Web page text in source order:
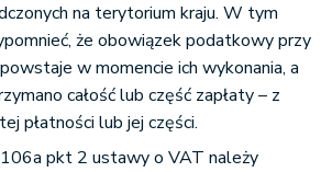
na terytorium kraju. W tym
że obowiązek podatkowy przy
w momencie ich wykonania, a
całość lub część zapłaty – z
płatności lub jej części.
pkt 2 ustawy o VAT należy